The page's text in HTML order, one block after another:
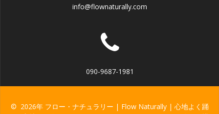
info@flownaturally.com
090-9687-1981
© 2026年 フロー・ナチュラリー | Flow Naturally | 心地よく踊